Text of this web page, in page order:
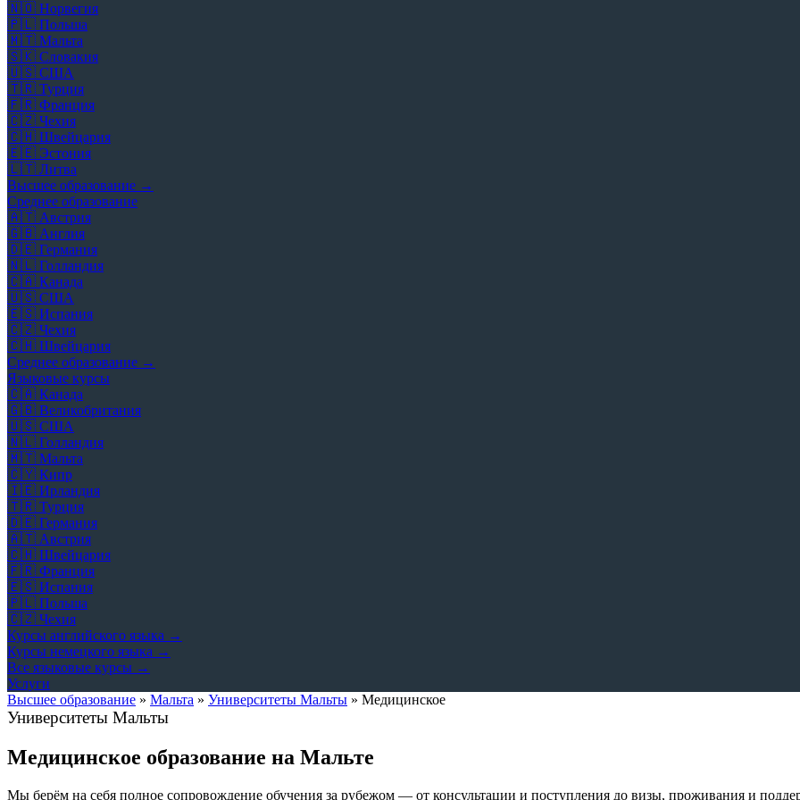
🇳🇴 Норвегия
🇵🇱 Польша
🇲🇹 Мальта
🇸🇰 Словакия
🇺🇸 США
🇹🇷 Турция
🇫🇷 Франция
🇨🇿 Чехия
🇨🇭 Швейцария
🇪🇪 Эстония
🇱🇹 Литва
Высшее образование →
Среднее образование
🇦🇹 Австрия
🇬🇧 Англия
🇩🇪 Германия
🇳🇱 Голландия
🇨🇦 Канада
🇺🇸 США
🇪🇸 Испания
🇨🇿 Чехия
🇨🇭 Швейцария
Среднее образование →
Языковые курсы
🇨🇦 Канада
🇬🇧 Великобритания
🇺🇸 США
🇳🇱 Голландия
🇲🇹 Мальта
🇨🇾 Кипр
🇮🇪 Ирландия
🇹🇷 Турция
🇩🇪 Германия
🇦🇹 Австрия
🇨🇭 Швейцария
🇫🇷 Франция
🇪🇸 Испания
🇵🇱 Польша
🇨🇿 Чехия
Курсы английского языка →
Курсы немецкого языка →
Все языковые курсы →
Услуги
Высшее образование » Мальта » Университеты Мальты » Медицинское
Университеты Мальты
Медицинское образование на Мальте
Мы берём на себя полное сопровождение обучения за рубежом — от консультации и поступления до визы, проживания и